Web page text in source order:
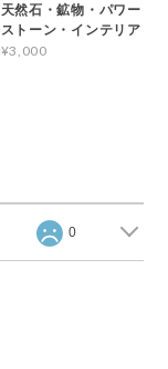
天然石・鉱物・パワー
ストーン・インテリア
¥3,000
0